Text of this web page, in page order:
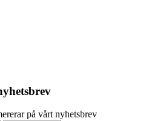
på vårt nyhetsbrev